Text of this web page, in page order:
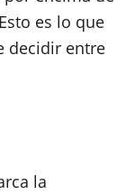
es lo que
decidir entre
la